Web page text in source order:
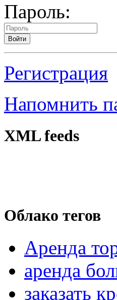
Пароль:
Войти
Регистрация
Напомнить
XML feeds
Облако тегов
Аренда
аренда
заказать